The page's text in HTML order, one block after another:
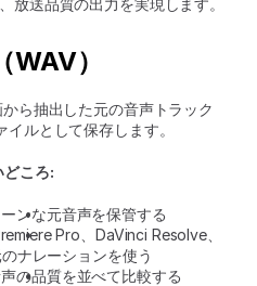
）
ら抽出した元の音声トラック
ルとして保存します。
どころ:
ンな元音声を保管する
Pro、DaVinci Resolve、
ナレーションを使う
の品質を並べて比較する